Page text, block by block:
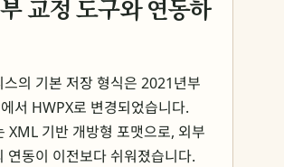
교정 도구와 연동하
스의 기본 저장 형식은 2021년부
서 HWPX로 변경되었습니다.
XML 기반 개방형 포맷으로, 외부
연동이 이전보다 쉬워졌습니다.